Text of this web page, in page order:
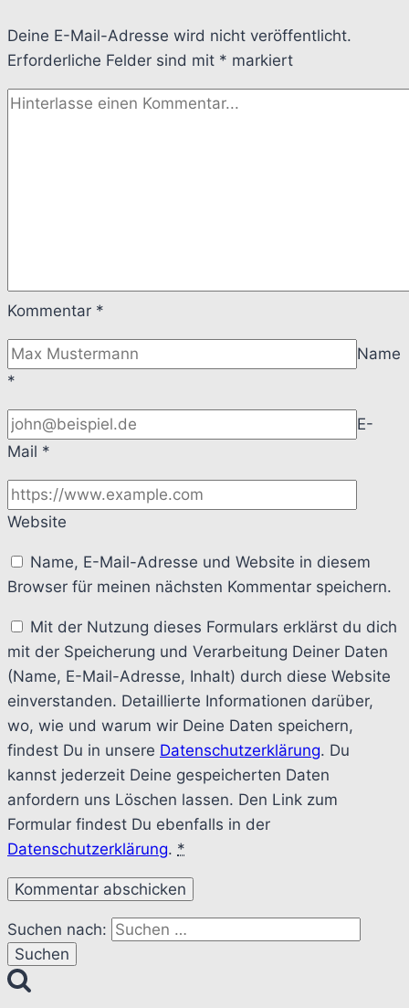
Deine E-Mail-Adresse wird nicht veröffentlicht.
Erforderliche Felder sind mit * markiert
Kommentar *
Name
*
E-
Mail *
Website
Name, E-Mail-Adresse und Website in diesem
Browser für meinen nächsten Kommentar speichern.
Mit der Nutzung dieses Formulars erklärst du dich
mit der Speicherung und Verarbeitung Deiner Daten
(Name, E-Mail-Adresse, Inhalt) durch diese Website
einverstanden. Detaillierte Informationen darüber,
wo, wie und warum wir Deine Daten speichern,
findest Du in unsere Datenschutzerklärung. Du
kannst jederzeit Deine gespeicherten Daten
anfordern uns Löschen lassen. Den Link zum
Formular findest Du ebenfalls in der
Datenschutzerklärung. *
Suchen nach: